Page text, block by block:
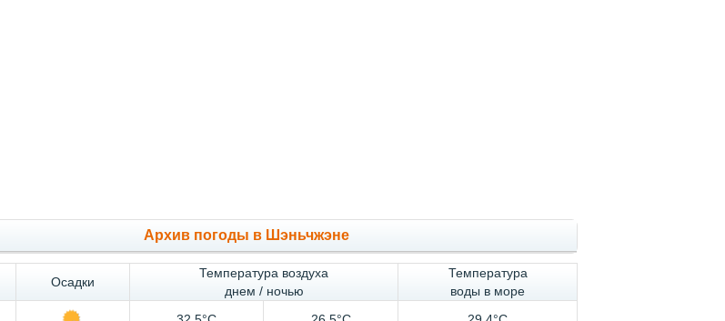
Архив погоды в Шэньчжэне
Осадки
Температура воздуха
днем / ночью
Температура
воды в море